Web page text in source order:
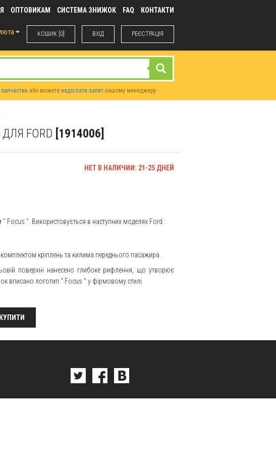
ОПТОВИКАМ СИСТЕМА ЗНИЖОК FAQ КОНТАКТИ
КОШИК [0] ВХIД РЕЄСТРАЦІЯ
або можете надіслати запит нашому менеджеру.
FORD [1914006]
НЕТ В НАЛИЧИИ: 21-25 ДНЕЙ
" Focus ". Використовується в наступних моделях Ford :
кріплень та килима переднього пасажира.
поверхні нанесено глибоке рифлення, що утворює
вписано логотип " Focus " у фірмовому стилі.
КУПИТИ